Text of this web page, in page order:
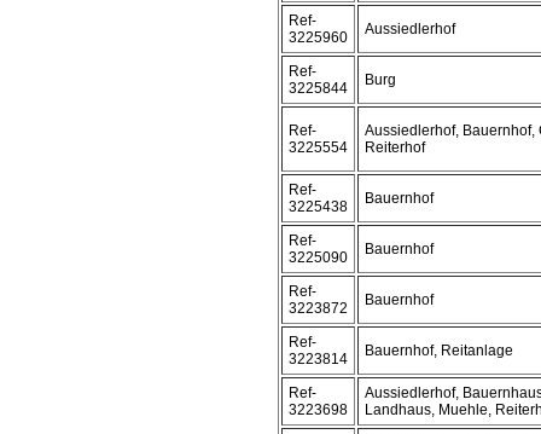
Ref-
3225960
Aussiedlerhof
Ref-
3225844
Burg
Ref-
3225554
Aussiedlerhof, Bauernhof,
Reiterhof
Ref-
3225438
Bauernhof
Ref-
3225090
Bauernhof
Ref-
3223872
Bauernhof
Ref-
3223814
Bauernhof, Reitanlage
Ref-
3223698
Aussiedlerhof,
Landhaus, Muehle,